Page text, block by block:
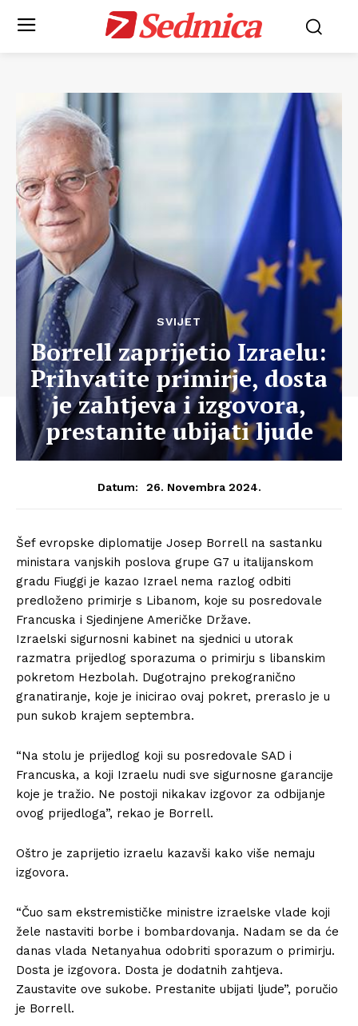
Sedmica
SVIJET
Borrell zaprijetio Izraelu:
Prihvatite primirje, dosta
je zahtjeva i izgovora,
prestanite ubijati ljude
Datum: 26. Novembra 2024.
Šef evropske diplomatije Josep Borrell na sastanku
ministara vanjskih poslova grupe G7 u italijanskom
gradu Fiuggi je kazao Izrael nema razlog odbiti
predloženo primirje s Libanom, koje su posredovale
Francuska i Sjedinjene Američke Države.
Izraelski sigurnosni kabinet na sjednici u utorak
razmatra prijedlog sporazuma o primirju s libanskim
pokretom Hezbolah. Dugotrajno prekogranično
granatiranje, koje je inicirao ovaj pokret, preraslo je u
pun sukob krajem septembra.
“Na stolu je prijedlog koji su posredovale SAD i
Francuska, a koji Izraelu nudi sve sigurnosne garancije
koje je tražio. Ne postoji nikakav izgovor za odbijanje
ovog prijedloga”, rekao je Borrell.
Oštro je zaprijetio izraelu kazavši kako više nemaju
izgovora.
“Čuo sam ekstremističke ministre izraelske vlade koji
žele nastaviti borbe i bombardovanja. Nadam se da će
danas vlada Netanyahua odobriti sporazum o primirju.
Dosta je izgovora. Dosta je dodatnih zahtjeva.
Zaustavite ove sukobe. Prestanite ubijati ljude”, poručio
je Borrell.